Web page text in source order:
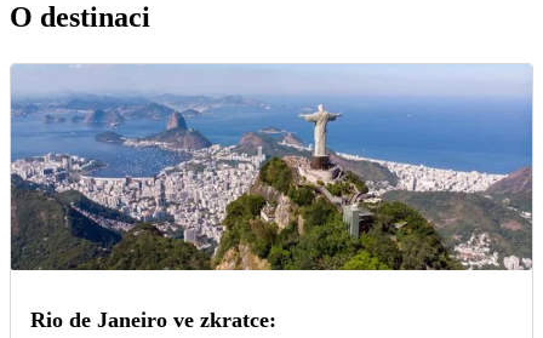
O destinaci
Rio de Janeiro ve zkratce: